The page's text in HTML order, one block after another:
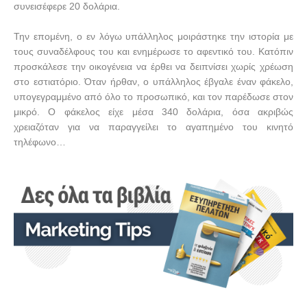
συνεισέφερε 20 δολάρια.
Την επομένη, ο εν λόγω υπάλληλος μοιράστηκε την ιστορία με
τους συναδέλφους του και ενημέρωσε το αφεντικό του. Κατόπιν
προσκάλεσε την οικογένεια να έρθει να δειπνίσει χωρίς χρέωση
στο εστιατόριο. Όταν ήρθαν, ο υπάλληλος έβγαλε έναν φάκελο,
υπογεγραμμένο από όλο το προσωπικό, και τον παρέδωσε στον
μικρό. Ο φάκελος είχε μέσα 340 δολάρια, όσα ακριβώς
χρειαζόταν για να παραγγείλει το αγαπημένο του κινητό
τηλέφωνο…